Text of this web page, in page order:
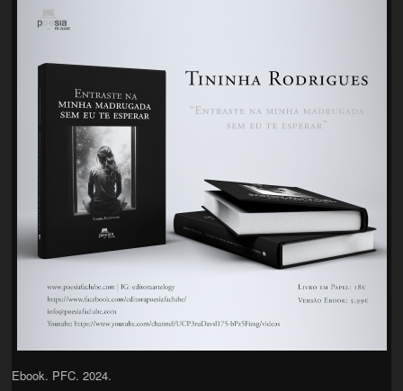
Ebook. PFC. 2024.